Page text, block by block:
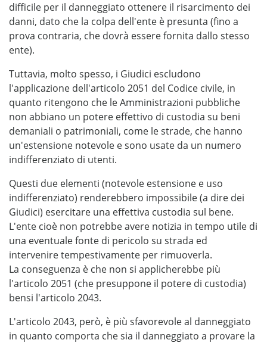
difficile per il danneggiato ottenere il risarcimento dei
danni, dato che la colpa dell'ente è presunta (fino a
prova contraria, che dovrà essere fornita dallo stesso
ente).
Tuttavia, molto spesso, i Giudici escludono
l'applicazione dell'articolo 2051 del Codice civile, in
quanto ritengono che le Amministrazioni pubbliche
non abbiano un potere effettivo di custodia su beni
demaniali o patrimoniali, come le strade, che hanno
un'estensione notevole e sono usate da un numero
indifferenziato di utenti.
Questi due elementi (notevole estensione e uso
indifferenziato) renderebbero impossibile (a dire dei
Giudici) esercitare una effettiva custodia sul bene.
L'ente cioè non potrebbe avere notizia in tempo utile di
una eventuale fonte di pericolo su strada ed
intervenire tempestivamente per rimuoverla.
La conseguenza è che non si applicherebbe più
l'articolo 2051 (che presuppone il potere di custodia)
bensi l'articolo 2043.
L'articolo 2043, però, è più sfavorevole al danneggiato
in quanto comporta che sia il danneggiato a provare la